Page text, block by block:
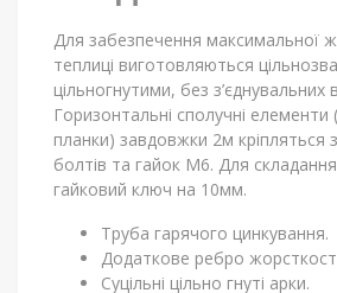
Для забезпечення максимальної
теплиці виготовляються
цільногнутими, без з’єднувальних
Горизонтальні сполучні елементи
планки) завдовжки 2м
болтів та гайок М6. Для
гайковий ключ на 10мм.
Труба гарячого цинкування.
Додаткове ребро
Суцільні цільно гнуті арки.